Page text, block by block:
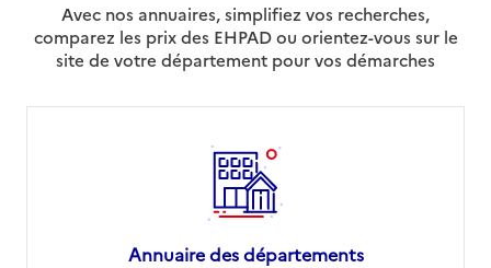
Avec nos annuaires, simplifiez vos recherches,
comparez les prix des EHPAD ou orientez-vous sur le
site de votre département pour vos démarches
Annuaire des départements